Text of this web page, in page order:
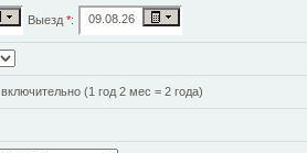
Выезд *:
(1 год 2 мес = 2 года)